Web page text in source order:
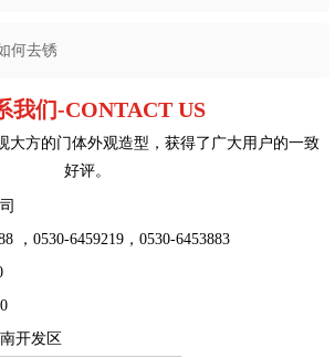
何去锈
我们-CONTACT US
大方的门体外观造型，获得了广大用户的一致
好评。
，0530-6459219，0530-6453883
开发区